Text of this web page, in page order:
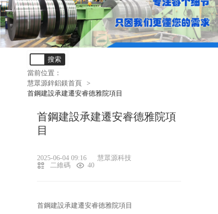
搜索
當前位置：
慧眾源鋅鋁鎂首頁
>
首鋼建設承建遷安睿德雅院項目
首鋼建設承建遷安睿德雅院項
目
2025-06-04 09:16
慧眾源科技
二維碼
40
首鋼建設承建遷安睿德雅院項目